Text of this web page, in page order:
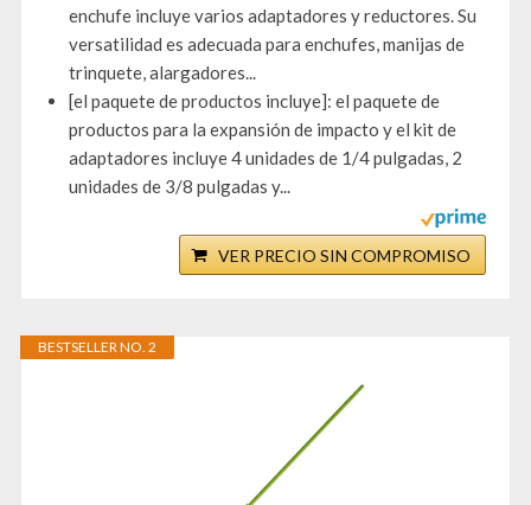
enchufe incluye varios adaptadores y reductores. Su
versatilidad es adecuada para enchufes, manijas de
trinquete, alargadores...
[el paquete de productos incluye]: el paquete de
productos para la expansión de impacto y el kit de
adaptadores incluye 4 unidades de 1/4 pulgadas, 2
unidades de 3/8 pulgadas y...
VER PRECIO SIN COMPROMISO
BESTSELLER NO. 2